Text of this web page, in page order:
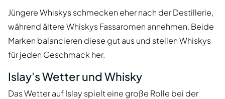
Jüngere Whiskys schmecken eher nach der Destillerie,
während ältere Whiskys Fassaromen annehmen. Beide
Marken balancieren diese gut aus und stellen Whiskys
für jeden Geschmack her.
Islay's Wetter und Whisky
Das Wetter auf Islay spielt eine große Rolle bei der